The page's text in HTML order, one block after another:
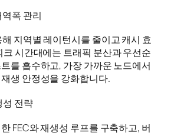
폭 관리
지역별 레이턴시를 줄이고 캐시 효
크 시간대에는 트래픽 분산과 우선순
를 흡수하고, 가장 가까운 노드에서
생 안정성을 강화합니다.
성 전략
FEC와 재생성 루프를 구축하고, 버